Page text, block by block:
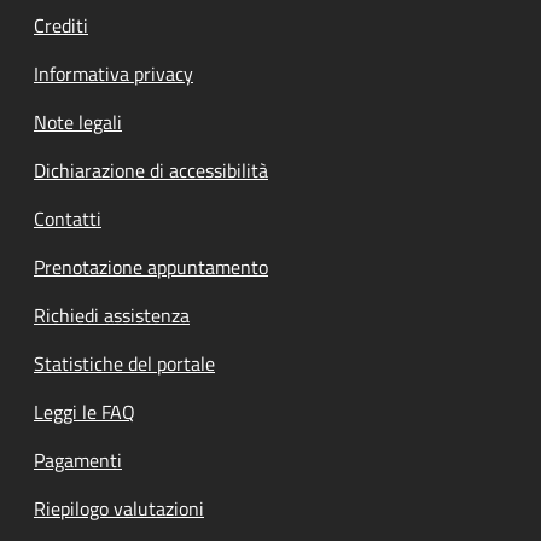
Crediti
Informativa privacy
Note legali
Dichiarazione di accessibilità
Contatti
Prenotazione appuntamento
Richiedi assistenza
Statistiche del portale
Leggi le FAQ
Pagamenti
Riepilogo valutazioni